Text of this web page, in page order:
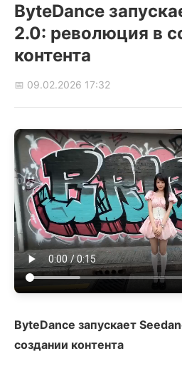
ByteDance
2.0: революция в
контента
📅 09.02.2026 17:32
ByteDance запускает
создании контента